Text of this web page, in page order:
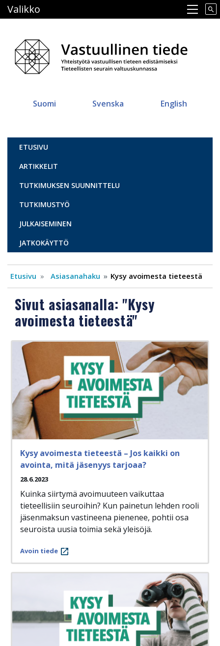
pääsisältöön
Main navigation
Valikko
Suomi Svenska English
Vastuullinen tiede
ETUSIVU
ARTIKKELIT
TUTKIMUKSEN SUUNNITTELU
TUTKIMUSTYÖ
JULKAISEMINEN
JATKOKÄYTTÖ
Etusivu Asiasanahaku Kysy avoimesta tieteestä
Sivut asiasanalla: "Kysy
avoimesta tieteestä"
Kysy avoimesta tieteestä – Jos kaikki on
avointa, mitä jäsenyys tarjoaa?
28.6.2023
Kuinka siirtymä avoimuuteen vaikuttaa
tieteellisiin seuroihin? Kun painetun lehden rooli
jäsenmaksun vastineena pienenee, pohtii osa
seuroista uusia toimia sekä yleisöjä.
Avoin tiede